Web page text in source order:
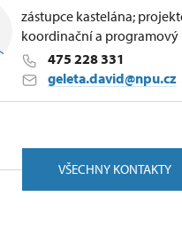
zástupce kastelána;
koordinační a
475 228 331
geleta.david@npu.cz
Zámecká 63/, Velké Březno
VŠECHNY KONTAKTY